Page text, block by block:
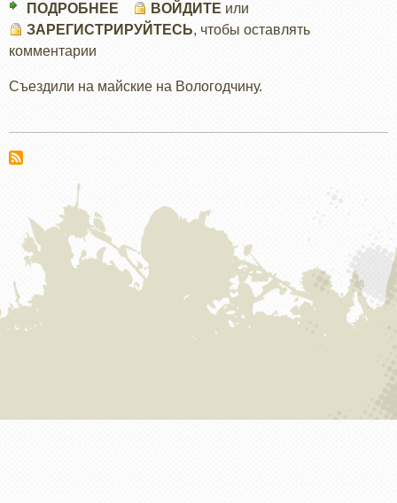
ПОДРОБНЕЕ
ВОЛОГОДЧИНА
ВОЙДИТЕ или
ЗАРЕГИСТРИРУЙТЕСЬ, чтобы оставлять
комментарии
Съездили на майские на Вологодчину.